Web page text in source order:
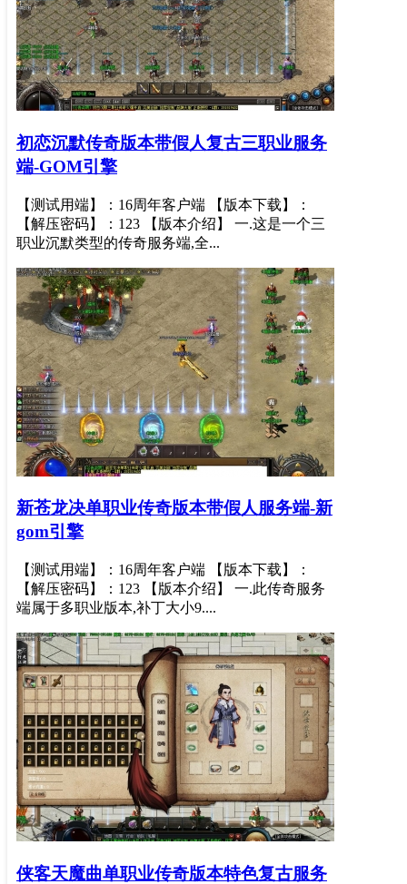
初恋沉默传奇版本带假人复古三职业服务
端-GOM引擎
【测试用端】：16周年客户端 【版本下载】：
【解压密码】：123 【版本介绍】 一.这是一个三
职业沉默类型的传奇服务端,全...
新苍龙决单职业传奇版本带假人服务端-新
gom引擎
【测试用端】：16周年客户端 【版本下载】：
【解压密码】：123 【版本介绍】 一.此传奇服务
端属于多职业版本,补丁大小9....
侠客天魔曲单职业传奇版本特色复古服务